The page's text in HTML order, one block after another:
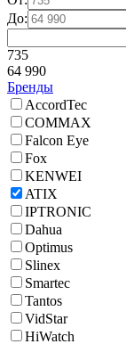
До:
735
64 990
Бренды
AccordTec
COMMAX
Falcon Eye
Fox
KENWEI
ATIX
IPTRONIC
Dahua
Optimus
Slinex
Smartec
Tantos
VidStar
HiWatch